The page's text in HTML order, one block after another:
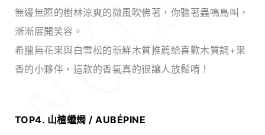
無邊無際的樹林涼爽的微風吹佛著，你聽著蟲鳴鳥叫，
漸漸展開笑容。
希臘無花果與白雪松的新鮮木質推薦給喜歡木質調+果
香的小夥伴，這款的香氣真的很讓人放鬆唷！
TOP4. 山楂蠟燭 / AUBÉPINE